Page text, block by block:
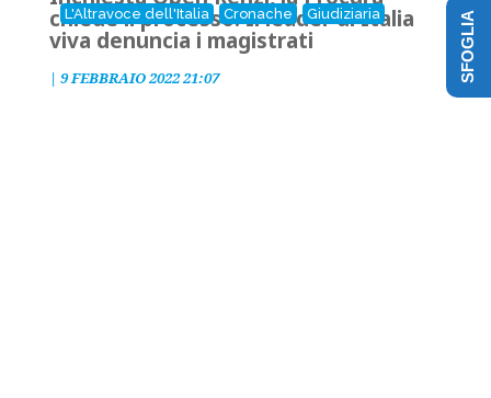
L'Altravoce dell'Italia Cronache Giudiziaria
chiede il processo. Il leader di Italia
viva denuncia i magistrati
| 9 FEBBRAIO 2022 21:07 SFOGLIA